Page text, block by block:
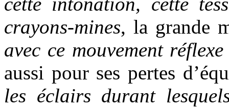
crayons-mines, la grande
avec ce mouvement
aussi pour ses pertes
les éclairs durant